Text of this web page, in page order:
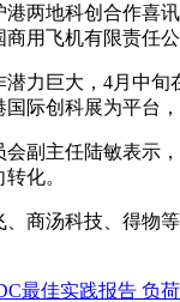
两地科创合作喜
用飞机有限责任
力巨大，4月中
际创科展为平台
副主任陆敏表示
化。
商汤科技、得物
最佳实践报告 负